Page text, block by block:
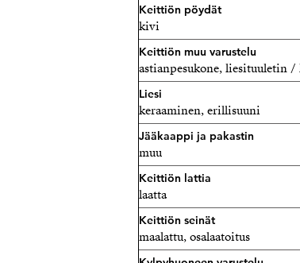
Keittiön pöydät
kivi
Keittiön muu varustelu
astianpesukone, liesituuletin
Liesi
keraaminen, erillisuuni
Jääkaappi ja pakastin
muu
Keittiön lattia
laatta
Keittiön seinät
maalattu, osalaatoitus